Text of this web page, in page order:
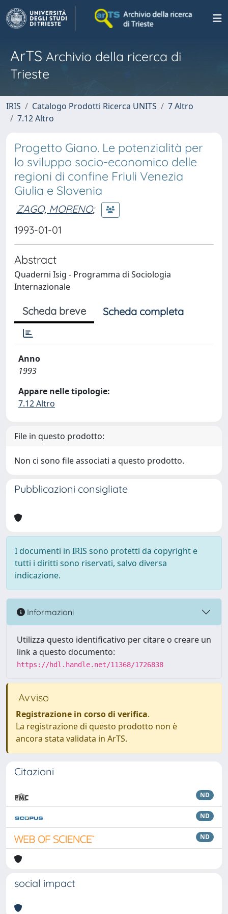
ArTS Archivio della ricerca di
Trieste
IRIS Catalogo Prodotti Ricerca UNITS
7 Altro
7.12 Altro
Progetto Giano. Le potenzialità per
lo sviluppo socio-economico delle
regioni di confine Friuli Venezia
Giulia e Slovenia
ZAGO, MORENO;
1993-01-01
Abstract
Quaderni Isig - Programma di Sociologia
Internazionale
Scheda breve Scheda completa
Anno
1993
Appare nelle tipologie:
7.12 Altro
File in questo prodotto:
Non ci sono file associati a questo prodotto.
Pubblicazioni consigliate
I documenti in IRIS sono protetti da copyright e
tutti i diritti sono riservati, salvo diversa
indicazione.
Informazioni
Utilizza questo identificativo per citare o creare un
link a questo documento:
https://hdl.handle.net/11368/1726838
Avviso
Registrazione in corso di verifica.
La registrazione di questo prodotto non è
ancora stata validata in ArTS.
Citazioni
ND
ND
ND
social impact